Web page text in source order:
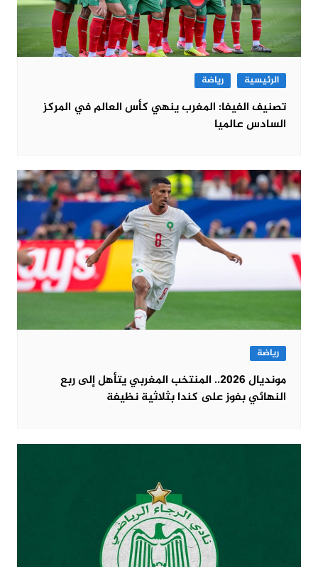
الرئيسية رياضة
تصنيف الفيفا: المغرب ينهي كأس العالم في المركز
السادس عالميا
رياضة
مونديال 2026.. المنتخب المغربي يتأهل إلى ربع
النهائي بفوز على كندا بثلاثية نظيفة